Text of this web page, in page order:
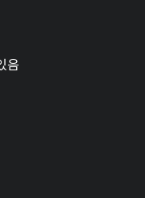
음